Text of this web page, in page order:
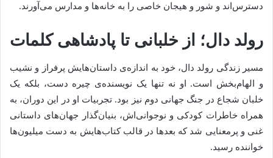
دسترس‌اند و شور و هیجان خاصی را به خانه‌ها و مدارس می‌آورند.
رولد دال؛ از خلبانی تا پادشاهی کلمات
مسیر زندگی رولد دال، خود به اندازه‌ی داستان‌هایش پرفراز و نشیب
و الهام‌بخش است. او نه تنها یک نویسنده‌ی چیره دست، بلکه یک
خلبان شجاع در جنگ جهانی دوم نیز بود. تجربیات او در این دوران، به
همراه خاطرات کودکی و نوجوانی‌اش، بنیان‌گذار جهان‌های داستانی
غنی و پرمعنایی شد که بعدها در قالب کتاب‌هایش به دست میلیون‌ها
خواننده رسید.